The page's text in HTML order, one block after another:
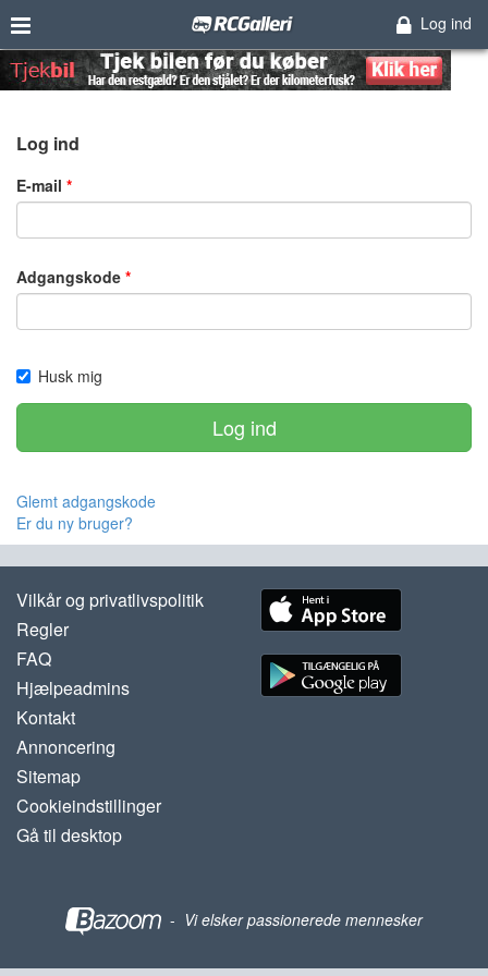
Log ind
Log ind
E-mail
Adgangskode
Husk mig
Log ind
Glemt adgangskode
Er du ny bruger?
Vilkår og privatlivspolitik
Regler
FAQ
Hjælpeadmins
Kontakt
Annoncering
Sitemap
Cookieindstillinger
Gå til desktop
- Vi elsker passionerede mennesker